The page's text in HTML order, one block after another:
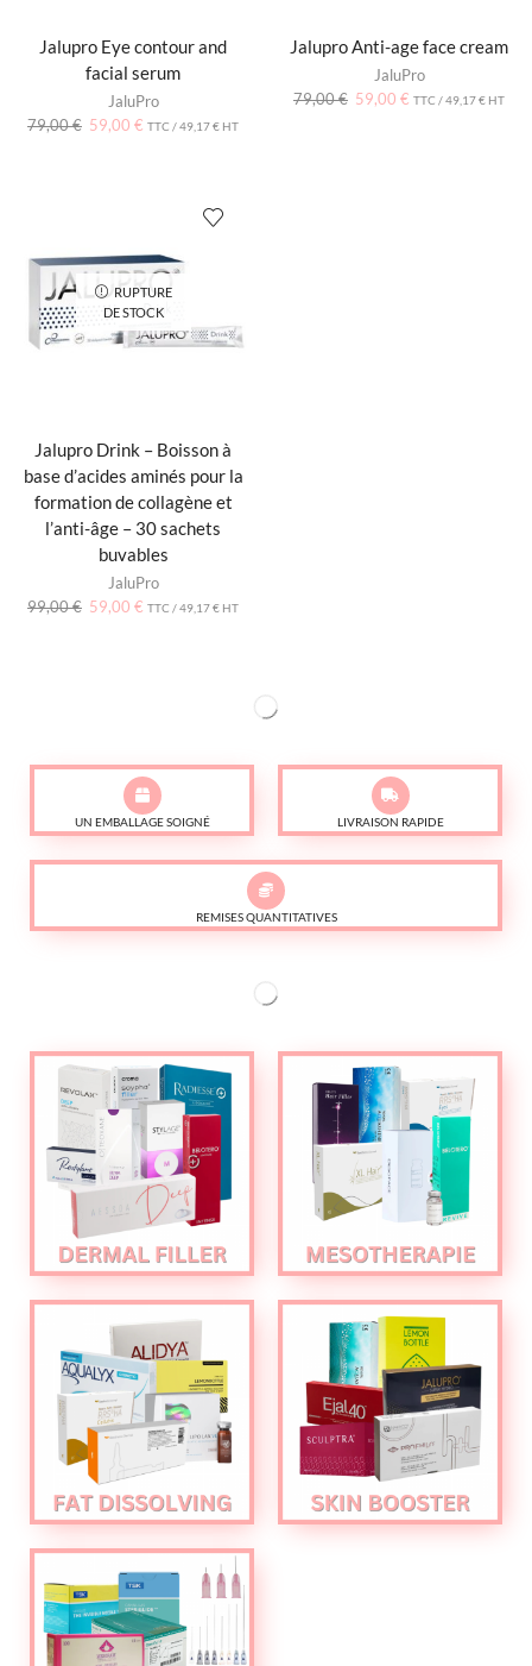
Jalupro Eye contour and
facial serum
JaluPro
79,00€ 59,00 € TTC /49,17€ HT
Jalupro Anti-age face cream
JaluPro
79,00€ 59,00 € TTC /49,17€ HT
RUPTURE
DE STOCK
Jalupro Drink – Boisson à
base d’acides aminés pour la
formation de collagène et
l’anti-âge – 30 sachets
buvables
JaluPro
99,00€ 59,00 € TTC /49,17€ HT
UN EMBALLAGE SOIGNÉ LIVRAISON RAPIDE
REMISES QUANTITATIVES